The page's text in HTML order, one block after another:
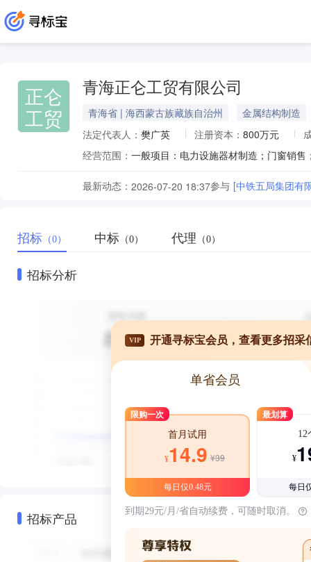
正仑
工贸
青海正仑工贸有限公司
青海省 | 海西蒙古族藏族自治州
金属结构制造
法定代表人： 樊广英 注册资本： 800万元
经营范围：
最新动态： 2026-07-20 18:37参与 [中铁五局集团有
招标 （0） 中标 （0） 代理 （0）
招标分析
招标产品
VIP 开通寻标宝会员，查看更多招采
单省会员
限购一次
首月试用
¥14.9 ¥39
每日仅0.48元
最划算
12
¥
每日
到期29元/月/省自动续费，可随时取消。